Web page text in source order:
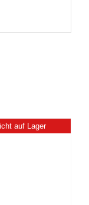
auf Lager